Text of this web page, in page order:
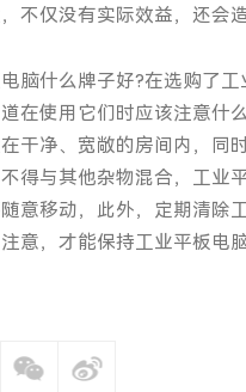
不仅没有实际效益，还会
脑什么牌子好?在选购了
在使用它们时应该注意什
干净、宽敞的房间内，同
得与其他杂物混合，工业
意移动，此外，定期清除
意，才能保持工业平板电